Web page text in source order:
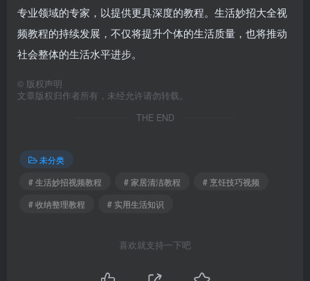
专业领域的专家，以提供更具深度的教程。生活妙招大全视
频教程的持续发展，不仅将提升个体的生活质量，也将推动
社会整体的生活水平进步。
© 版权声明
文章版权归作者所有，未经允许请勿转载。
THE END
未分类
# 生活妙招视频教程
# 家居清洁教程
# 烹饪技巧视频
# 收纳整理教程
# 实用生活知识
喜欢就支持一下吧